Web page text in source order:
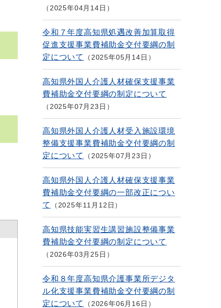
2025年04月14日
令和７年度高知県処遇改善加算取得
促進支援事業費補助金交付要綱の制
定について
2025年05月14日
高知県外国人介護人材確保支援事業
費補助金交付要綱の制定について
2025年07月23日
高知県外国人介護人材受入施設環境
整備支援事業費補助金交付要綱の制
定について
2025年07月23日
高知県外国人介護人材確保支援事業
費補助金交付要綱の一部改正につい
て
2025年11月12日
高知県技能実習生講習施設整備事業
費補助金交付要綱の制定について
2026年03月25日
令和８年度高知県介護事業所デジタ
ル化支援事業費補助金交付要綱の制
定について
2026年06月16日